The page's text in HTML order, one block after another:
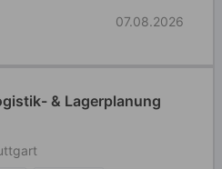
07.08.2026
& Lagerplanung